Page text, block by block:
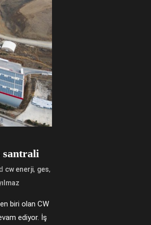
santrali
cw enerji, ges,
biri olan CW
ediyor. İş